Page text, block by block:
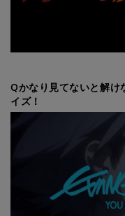
Qかなり見てないと解
イズ！